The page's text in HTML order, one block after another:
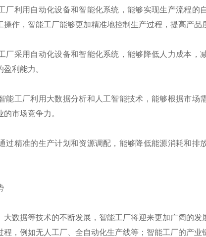
厂利用自动化设备和智能化系统，能够实现生产流程的
作，智能工厂能够更加精准地控制生产过程，提高产品
厂采用自动化设备和智能化系统，能够降低人力成本，
利能力。
能工厂利用大数据分析和人工智能技术，能够根据市场
市场竞争力。
过精准的生产计划和资源调配，能够降低能源消耗和排
大数据等技术的不断发展，智能工厂将迎来更加广阔的发
程，例如无人工厂、全自动化生产线等；智能工厂的产业